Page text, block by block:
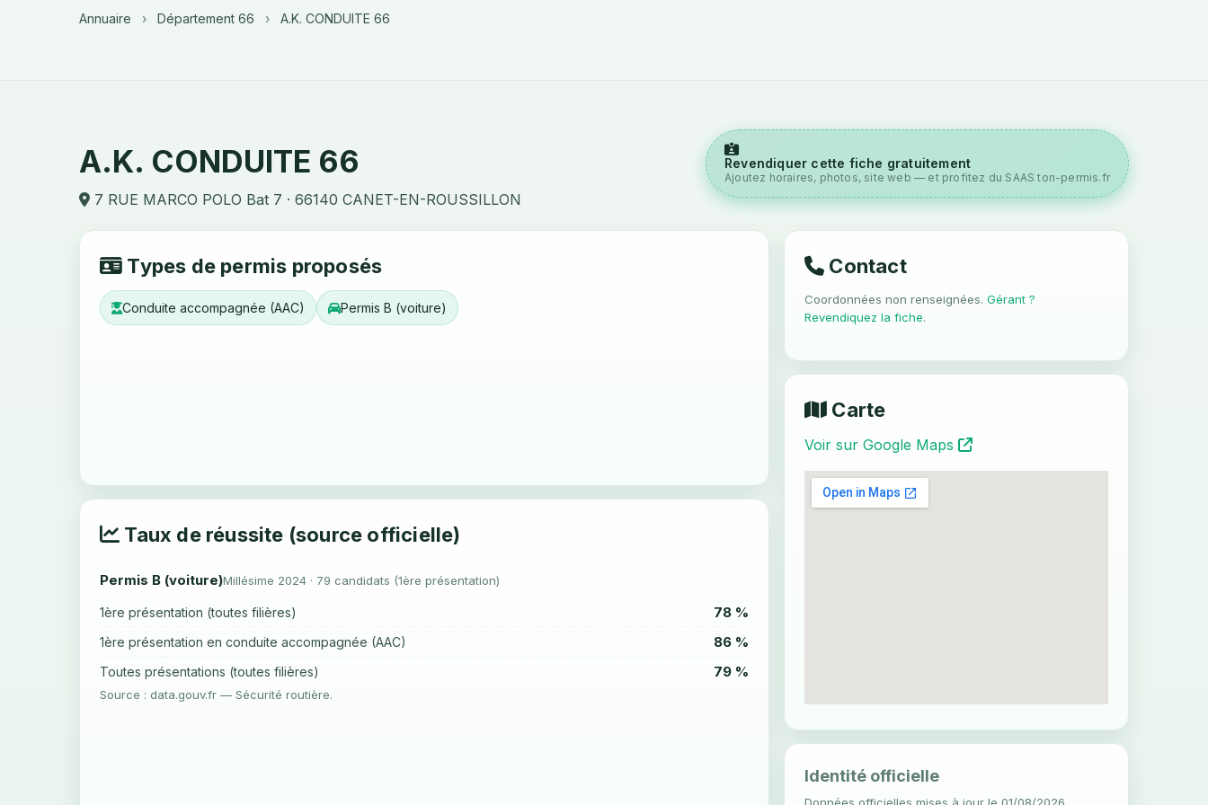
Annuaire › Département 66 › A.K. CONDUITE 66
A.K. CONDUITE 66
7 RUE MARCO POLO Bat 7 · 66140 CANET-EN-ROUSSILLON
Revendiquer cette fiche gratuitement
Ajoutez horaires, photos, site web — et profitez du SAAS ton-permis.fr
Types de permis proposés
Conduite accompagnée (AAC) Permis B (voiture)
Taux de réussite (source officielle)
Permis B (voiture)Millésime 2024 · 79 candidats (1ère présentation)
1ère présentation (toutes filières) 78 %
1ère présentation en conduite accompagnée (AAC) 86 %
Toutes présentations (toutes filières) 79 %
Source : data.gouv.fr — Sécurité routière.
Contact
Coordonnées non renseignées. Gérant ?
Revendiquez la fiche.
Carte
Voir sur Google Maps
Identité officielle